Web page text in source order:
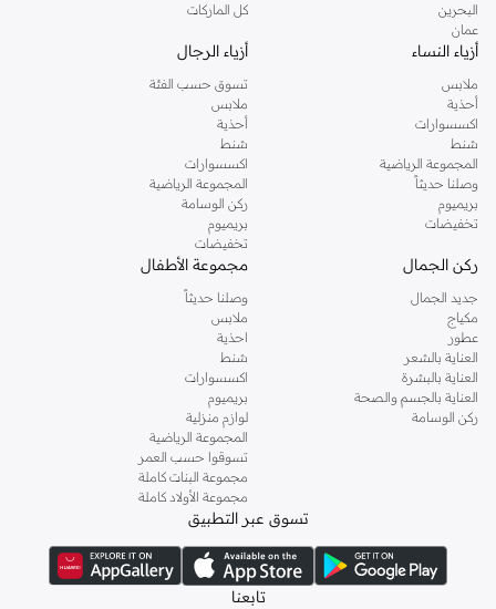
نمشي تشكيلة واسعة وعصرية من الملابس الرياضية من ماركة انتا.
موقع نمشي
البحرين
عمان
كل الماركات
أزياء النساء
ملابس
أحذية
اكسسوارات
شنط
المجموعة الرياضية
وصلنا حديثاً
بريميوم
تخفيضات
أزياء الرجال
تسوق حسب الفئة
ملابس
أحذية
شنط
اكسسوارات
المجموعة الرياضية
ركن الوسامة
بريميوم
تخفيضات
ركن الجمال
جديد الجمال
مكياج
عطور
العناية بالشعر
العناية بالبشرة
العناية بالجسم والصحة
ركن الوسامة
مجموعة الأطفال
وصلنا حديثاً
ملابس
احذية
شنط
اكسسوارات
بريميوم
لوازم منزلية
المجموعة الرياضية
تسوقوا حسب العمر
مجموعة البنات كاملة
مجموعة الأولاد كاملة
تسوق عبر التطبيق
تابعنا